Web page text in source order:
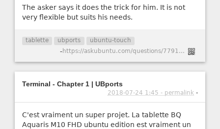
The asker says it does the trick for him. It is not
very flexible but suits his needs.
tablette ubports ubuntu-touch
- https://askubuntu.com/questions/779195/how-to-view-locally-stored-html-files-on-ubuntu-touch
Terminal - Chapter 1 | UBports
2018-07-24 1:45 - permalink -
C'est vraiment un super projet. La tablette BQ
Aquaris M10 FHD ubuntu edition est vraiment un